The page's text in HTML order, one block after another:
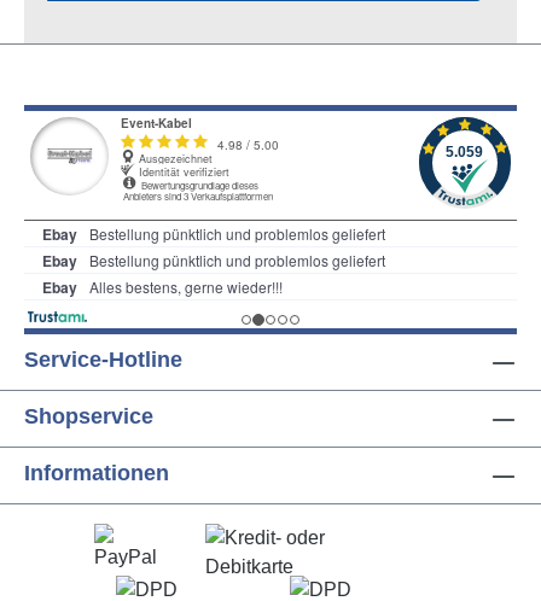
Service-Hotline
Shopservice
Informationen